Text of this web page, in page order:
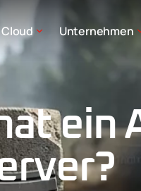
Cloud Unternehmen
ein